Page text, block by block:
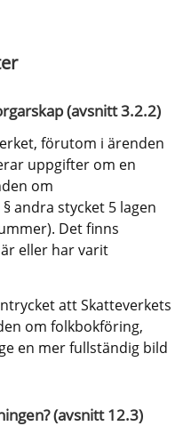
(avsnitt 3.2.2)
förutom i ärenden
uppgifter om en
om
andra stycket 5 lagen
Det finns
eller har varit
att Skatteverkets
om folkbokföring,
en mer fullständig bild
(avsnitt 12.3)